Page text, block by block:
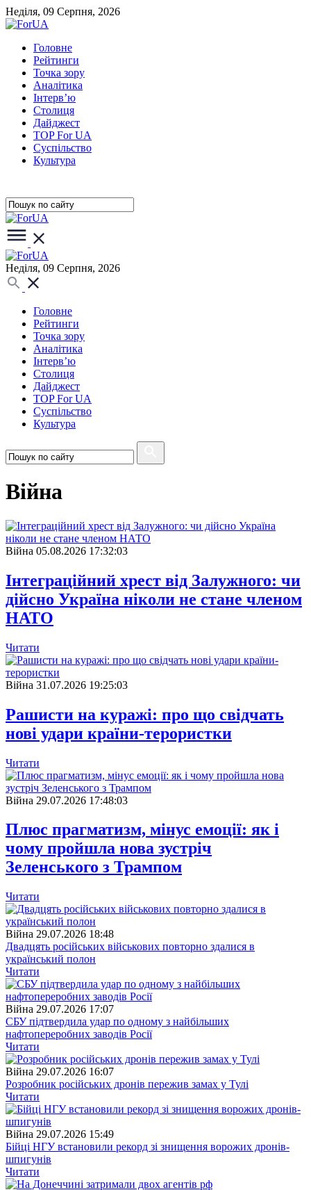
Неділя, 09 Серпня, 2026
Головне
Рейтинги
Точка зору
Аналітика
Інтерв’ю
Столиця
Дайджест
TOP For UA
Суспiльство
Культура
Неділя, 09 Серпня, 2026
Головне
Рейтинги
Точка зору
Аналітика
Інтерв’ю
Столиця
Дайджест
TOP For UA
Суспiльство
Культура
Війна
Війна 05.08.2026 17:32:03
Інтеграційний хрест від Залужного: чи
дійсно Україна ніколи не стане членом
НАТО
Читати
Війна 31.07.2026 19:25:03
Рашисти на куражі: про що свідчать
нові удари країни-терористки
Читати
Війна 29.07.2026 17:48:03
Плюс прагматизм, мінус емоції: як і
чому пройшла нова зустріч
Зеленського з Трампом
Читати
Війна 29.07.2026 18:48
Двадцять російських військових повторно здалися в
український полон
Читати
Війна 29.07.2026 17:07
СБУ підтвердила удар по одному з найбільших
нафтопереробних заводів Росії
Читати
Війна 29.07.2026 16:07
Розробник російських дронів пережив замах у Тулі
Читати
Війна 29.07.2026 15:49
Бійці НГУ встановили рекорд зі знищення ворожих дронів-
шпигунів
Читати